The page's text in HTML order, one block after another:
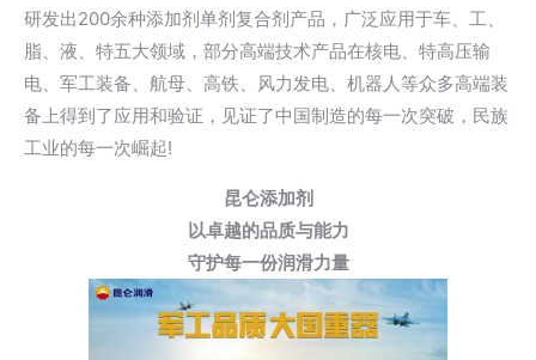
研发出200余种添加剂单剂复合剂产品，广泛应用于车、工、
脂、液、特五大领域，部分高端技术产品在核电、特高压输
电、军工装备、航母、高铁、风力发电、机器人等众多高端装
备上得到了应用和验证，见证了中国制造的每一次突破，民族
工业的每一次崛起!
昆仑添加剂
以卓越的品质与能力
守护每一份润滑力量